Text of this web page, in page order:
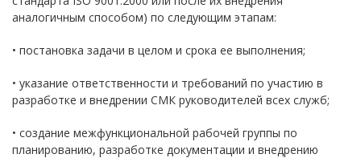
аналогичным способом) по следующим этапам:
• постановка задачи в целом и срока ее выполнения;
• указание ответственности и требований по участию в
разработке и внедрении СМК руководителей всех служб;
• создание межфункциональной рабочей группы по
планированию, разработке документации и внедрению